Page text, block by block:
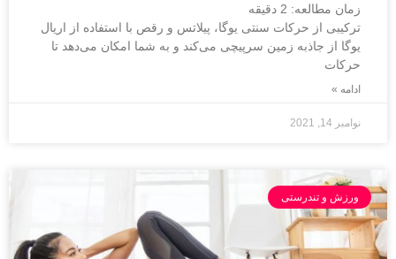
زمان مطالعه: 2 دقیقه
ترکیبی از حرکات سنتی یوگا، پیلاتس و رقص با استفاده از اریال
یوگا از جاذبه زمین سرپیچی می‌کند و به شما امکان می‌دهد تا
حرکات
ادامه »
نوامبر 14, 2021
ورزش و تندرستی